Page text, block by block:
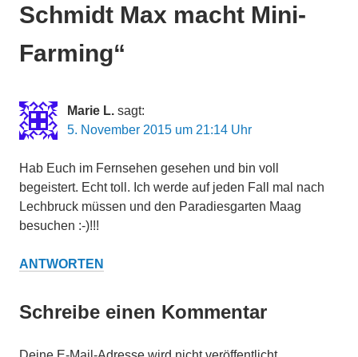
Schmidt Max macht Mini-
Farming“
Marie L. sagt:
5. November 2015 um 21:14 Uhr
Hab Euch im Fernsehen gesehen und bin voll
begeistert. Echt toll. Ich werde auf jeden Fall mal nach
Lechbruck müssen und den Paradiesgarten Maag
besuchen :-)!!!
ANTWORTEN
Schreibe einen Kommentar